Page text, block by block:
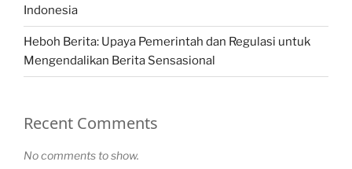
Indonesia
Heboh Berita: Upaya Pemerintah dan Regulasi untuk
Mengendalikan Berita Sensasional
Recent Comments
No comments to show.